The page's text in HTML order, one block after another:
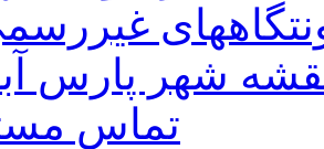
شهر پارس
تماس